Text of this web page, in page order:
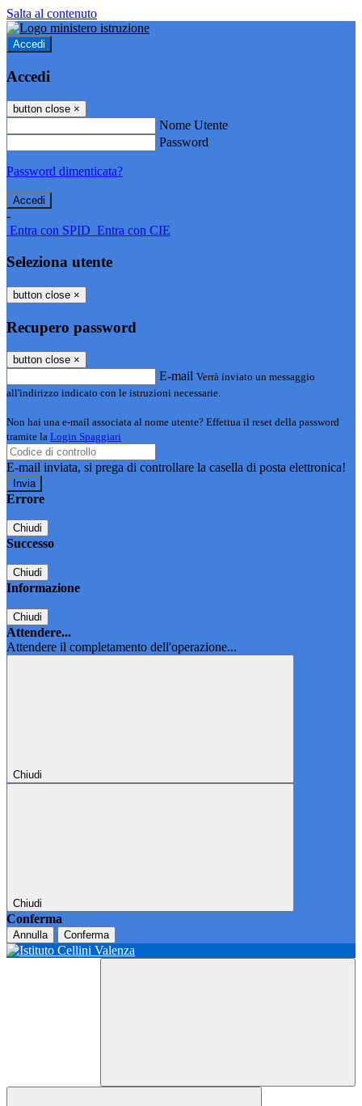
Salta al contenuto
Accedi
Accedi
button close ×
Nome Utente
Password
Password dimenticata?
-
Entra con SPID Entra con CIE
Seleziona utente
button close ×
Recupero password
button close ×
E-mail Verrà inviato un messaggio
all'indirizzo indicato con le istruzioni necessarie.
Non hai una e-mail associata al nome utente? Effettua il reset della password
tramite la Login Spaggiari
E-mail inviata, si prega di controllare la casella di posta elettronica!
Errore
Chiudi
Successo
Chiudi
Informazione
Chiudi
Attendere...
Attendere il completamento dell'operazione...
Chiudi
Chiudi
Conferma
Annulla Conferma